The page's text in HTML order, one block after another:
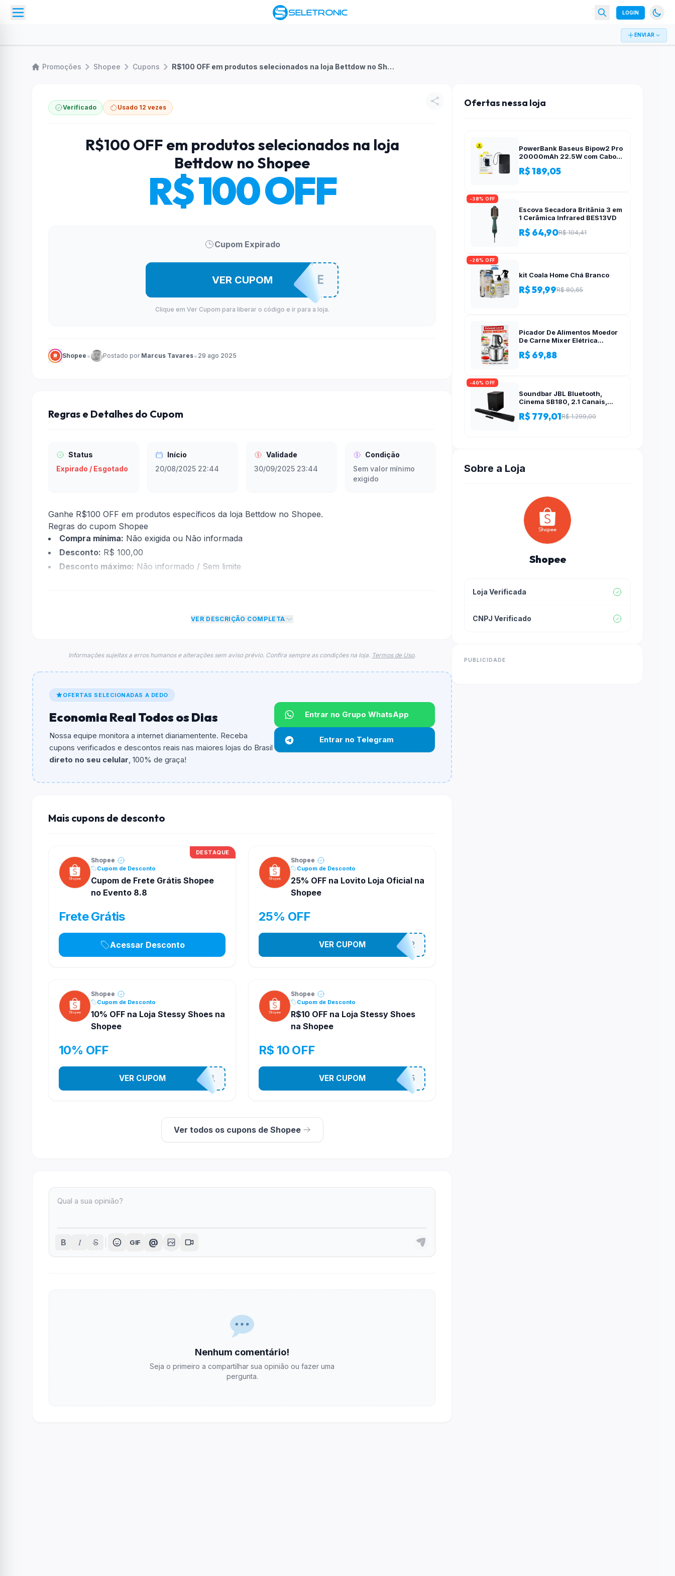
LOGIN
ENVIAR
Promoções Shopee Cupons R$100 OFF em produtos selecionados na loja Bettdow no Shopee
Verificado Usado 12 vezes
R$100 OFF em produtos selecionados na loja
Bettdow no Shopee
R$ 100 OFF
Cupom Expirado
BETTEERFE
VER CUPOM
Clique em Ver Cupom para liberar o código e ir para a loja.
Shopee • Postado por Marcus Tavares• 29 ago 2025
Regras e Detalhes do Cupom
Status
Expirado / Esgotado
Início
20/08/2025 22:44
Validade
30/09/2025 23:44
Condição
Sem valor mínimo
exigido
Ganhe R$100 OFF em produtos específicos da loja Bettdow no Shopee.
Regras do cupom Shopee
Compra mínima: Não exigida ou Não informada
Desconto: R$ 100,00
Desconto máximo: Não informado / Sem limite
econtradas informações sobre restrição de teto máximo para esse cupom.
O código é
BETTEERFE
De quanto é o desconto?
O valor minimo de compra é Não exigido ou Não informado.
Qual é o desconto máximo?
Não informado ou sem limite.
VER DESCRIÇÃO COMPLETA
Informações sujeitas a erros humanos e alterações sem aviso prévio. Confira sempre as condições na loja. Termos de Uso.
OFERTAS SELECIONADAS A DEDO
Economia Real Todos os Dias
Nossa equipe monitora a internet diariamentente. Receba
cupons verificados e descontos reais nas maiores lojas do Brasil
direto no seu celular, 100% de graça!
Entrar no Grupo WhatsApp
Entrar no Telegram
Mais cupons de desconto
DESTAQUE
Shopee
Cupom de Desconto
Cupom de Frete Grátis Shopee
no Evento 8.8
Frete Grátis
Acessar Desconto
Shopee
Cupom de Desconto
25% OFF na Lovito Loja Oficial na
Shopee
25% OFF
141525852
VER CUPOM
Shopee
Cupom de Desconto
10% OFF na Loja Stessy Shoes na
Shopee
10% OFF
STES2541
VER CUPOM
Shopee
Cupom de Desconto
R$10 OFF na Loja Stessy Shoes
na Shopee
R$ 10 OFF
STES2525
VER CUPOM
Ver todos os cupons de Shopee
B I S GIF @
Nenhum comentário!
Seja o primeiro a compartilhar sua opinião ou fazer uma
pergunta.
Ofertas nessa loja
PowerBank Baseus Bipow2 Pro
20000mAh 22.5W com Cabo
EnerFill FC51
R$ 189,05
-38% OFF
Escova Secadora Britânia 3 em
1 Cerâmica Infrared BES13VD
R$ 64,90R$ 104,41
-26% OFF
kit Coala Home Chá Branco
R$ 59,99R$ 80,65
Picador De Alimentos Moedor
De Carne Mixer Elétrica
Alho – 110v-220v
R$ 69,88
-40% OFF
Soundbar JBL Bluetooth,
Cinema SB180, 2.1 Canais,
110W RMS
R$ 779,01R$ 1.299,00
Sobre a Loja
Shopee
Loja Verificada
CNPJ Verificado
PUBLICIDADE